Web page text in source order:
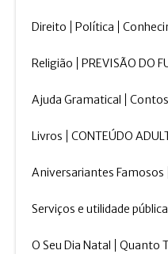
Direito Política
Religião PREVISÃO DO
Ajuda Gramatical
Livros CONTEÚDO
Aniversariantes Famosos
Serviços e utilidade pública
O Seu Dia Natal Quanto